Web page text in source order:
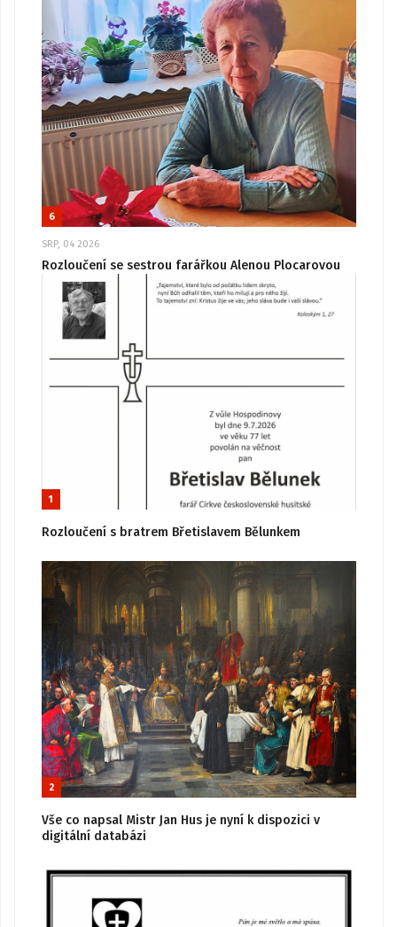
6
SRP, 04 2026
Rozloučení se sestrou farářkou Alenou Plocarovou
1
Rozloučení s bratrem Břetislavem Bělunkem
2
Vše co napsal Mistr Jan Hus je nyní k dispozici v
digitální databázi